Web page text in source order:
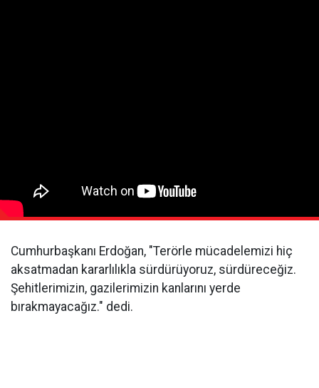
Cumhurbaşkanı Erdoğan, "Terörle mücadelemizi hiç
aksatmadan kararlılıkla sürdürüyoruz, sürdüreceğiz.
Şehitlerimizin, gazilerimizin kanlarını yerde
bırakmayacağız." dedi.